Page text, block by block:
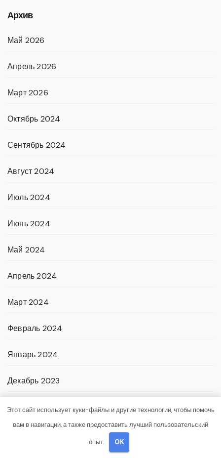
Архив
Май 2026
Апрель 2026
Март 2026
Октябрь 2024
Сентябрь 2024
Август 2024
Июль 2024
Июнь 2024
Май 2024
Апрель 2024
Март 2024
Февраль 2024
Январь 2024
Декабрь 2023
Ноябрь 2023
Этот сайт использует куки-файлы и другие технологии, чтобы помочь
вам в навигации, а также предоставить лучший пользовательский
опыт. OK